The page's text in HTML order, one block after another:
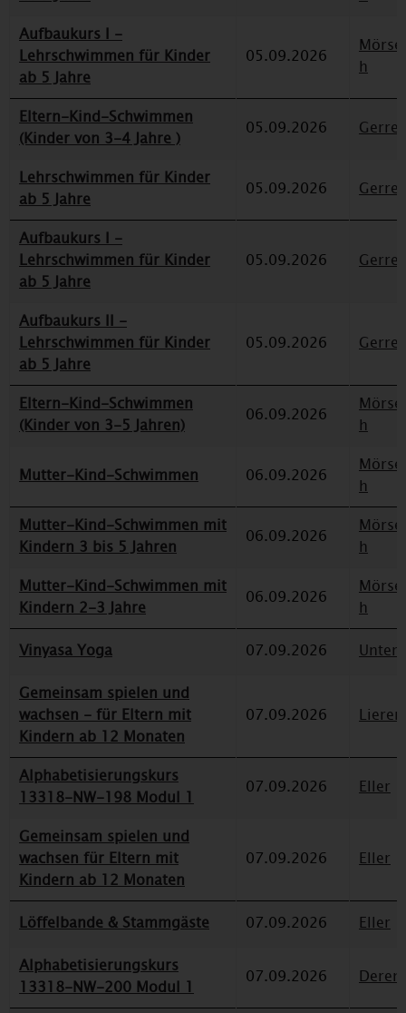
Aufbaukurs I -
Lehrschwimmen für Kinder
ab 5 Jahre
05.09.2026
h
Eltern-Kind-Schwimmen
(Kinder von 3-4 Jahre )
05.09.2026
Lehrschwimmen für Kinder
ab 5 Jahre
05.09.2026
Aufbaukurs I -
Lehrschwimmen für Kinder
ab 5 Jahre
05.09.2026
Aufbaukurs II -
Lehrschwimmen für Kinder
ab 5 Jahre
05.09.2026
Eltern-Kind-Schwimmen
(Kinder von 3-5 Jahren)
06.09.2026
h
Mutter-Kind-Schwimmen 06.09.2026
h
Mutter-Kind-Schwimmen mit
Kindern 3 bis 5 Jahren
06.09.2026
h
Mutter-Kind-Schwimmen mit
Kindern 2-3 Jahre
06.09.2026
h
Vinyasa Yoga
07.09.2026
Gemeinsam spielen und
wachsen - für Eltern mit
Kindern ab 12 Monaten
07.09.2026
Alphabetisierungskurs
13318-NW-198 Modul 1
07.09.2026 Eller
Gemeinsam spielen und
wachsen für Eltern mit
Kindern ab 12 Monaten
07.09.2026 Eller
Löffelbande & Stammgäste 07.09.2026
Eller
Alphabetisierungskurs
13318-NW-200 Modul 1
07.09.2026